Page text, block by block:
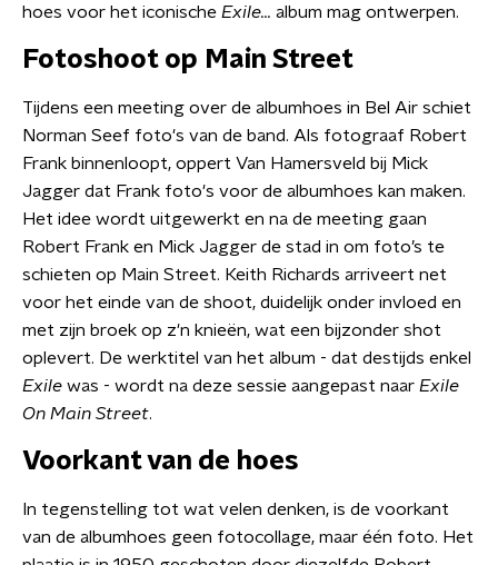
hoes voor het iconische Exile... album mag ontwerpen.
Fotoshoot op Main Street
Tijdens een meeting over de albumhoes in Bel Air schiet
Norman Seef foto's van de band. Als fotograaf Robert
Frank binnenloopt, oppert Van Hamersveld bij Mick
Jagger dat Frank foto's voor de albumhoes kan maken.
Het idee wordt uitgewerkt en na de meeting gaan
Robert Frank en Mick Jagger de stad in om foto’s te
schieten op Main Street. Keith Richards arriveert net
voor het einde van de shoot, duidelijk onder invloed en
met zijn broek op z'n knieën, wat een bijzonder shot
oplevert. De werktitel van het album - dat destijds enkel
Exile was - wordt na deze sessie aangepast naar Exile
On Main Street.
Voorkant van de hoes
In tegenstelling tot wat velen denken, is de voorkant
van de albumhoes geen fotocollage, maar één foto. Het